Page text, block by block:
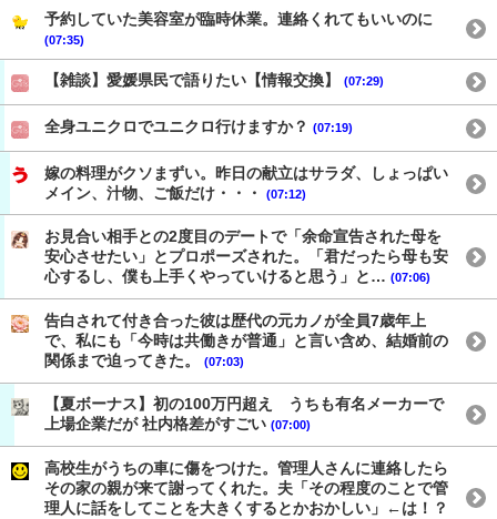
予約していた美容室が臨時休業。連絡くれてもいいのに
(07:35)
【雑談】愛媛県民で語りたい【情報交換】 (07:29)
全身ユニクロでユニクロ行けますか？ (07:19)
嫁の料理がクソまずい。昨日の献立はサラダ、しょっぱい
メイン、汁物、ご飯だけ・・・
(07:12)
お見合い相手との2度目のデートで「余命宣告された母を
安心させたい」とプロポーズされた。「君だったら母も安
心するし、僕も上手くやっていけると思う」と… (07:06)
告白されて付き合った彼は歴代の元カノが全員7歳年上
で、私にも「今時は共働きが普通」と言い含め、結婚前の
関係まで迫ってきた。
(07:03)
【夏ボーナス】初の100万円超え うちも有名メーカーで
上場企業だが 社内格差がすごい (07:00)
高校生がうちの車に傷をつけた。管理人さんに連絡したら
その家の親が来て謝ってくれた。夫「その程度のことで管
理人に話をしてことを大きくするとかおかしい」←は！？